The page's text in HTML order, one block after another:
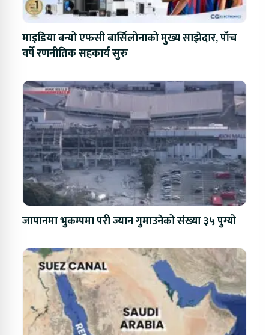
माइडिया बन्यो एफसी बार्सिलोनाको मुख्य साझेदार, पाँच
वर्षे रणनीतिक सहकार्य सुरु
जापानमा भुकम्पमा परी ज्यान गुमाउनेको संख्या ३५ पुग्यो